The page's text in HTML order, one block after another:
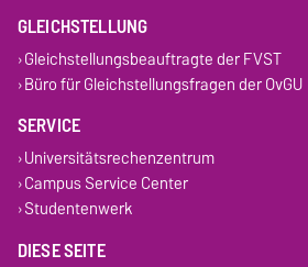
GLEICHSTELLUNG
Gleichstellungsbeauftragte der FVST
Büro für Gleichstellungsfragen der OvGU
SERVICE
Universitätsrechenzentrum
Campus Service Center
Studentenwerk
DIESE SEITE